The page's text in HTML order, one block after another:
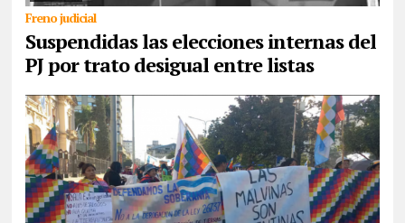
Freno judicial
Suspendidas las elecciones internas del
PJ por trato desigual entre listas